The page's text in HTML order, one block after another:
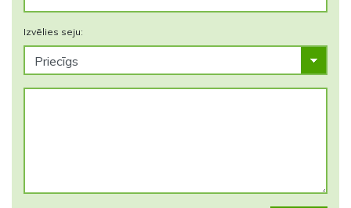
Izvēlies seju: